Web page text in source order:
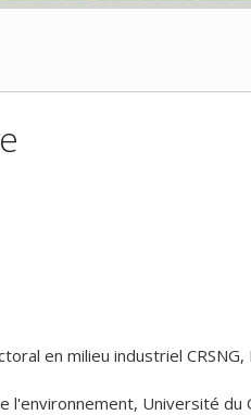
en milieu industriel
l'environnement, Université du